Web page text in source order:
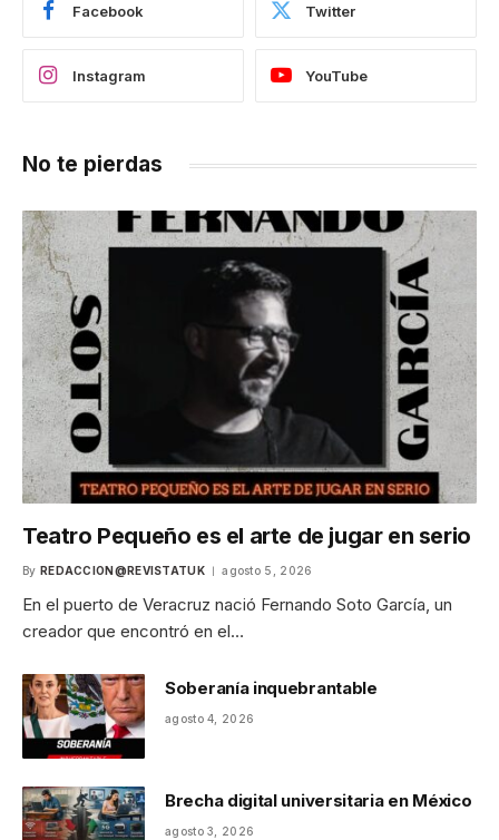
Facebook Twitter
Instagram YouTube
No te pierdas
Teatro Pequeño es el arte de jugar en serio
By REDACCION@REVISTATUK agosto 5, 2026
En el puerto de Veracruz nació Fernando Soto García, un
creador que encontró en el…
Soberanía inquebrantable
agosto 4, 2026
Brecha digital universitaria en México
agosto 3, 2026